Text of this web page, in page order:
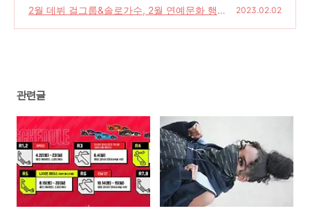
로가기
(21)
2월 데뷔 걸그룹&솔로가수, 2월 연예문화 행
2023.02.02
관련글